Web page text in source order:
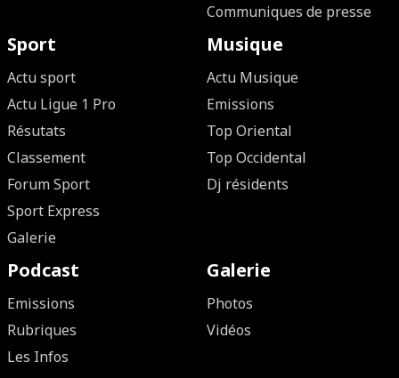
Communiques de presse
Sport
Actu sport
Actu Ligue 1 Pro
Résutats
Classement
Forum Sport
Sport Express
Galerie
Musique
Actu Musique
Emissions
Top Oriental
Top Occidental
Dj résidents
Podcast
Emissions
Rubriques
Les Infos
Galerie
Photos
Vidéos